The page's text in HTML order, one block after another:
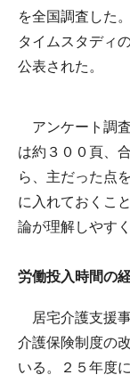
を全国調査した
タイムスタディ
公表された。
アンケート調
は約３００頁、
ら、主だった点
に入れておくこ
論が理解しやすく
労働投入時間の
居宅介護支援事
介護保険制度の
いる。２５年度